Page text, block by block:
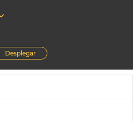
Desplegar